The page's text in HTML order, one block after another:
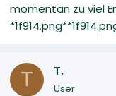
momentan zu viel
T T.
User